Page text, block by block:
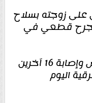
زوجته بسلاح
بجرح قطعي في
مصرع 3 أشخاص وإصابة 16 آخرين
اليوم